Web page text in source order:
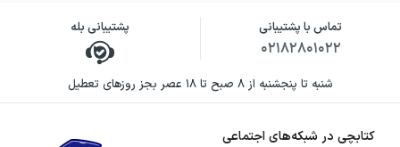
تماس با پشتیبانی
۰۲۱۸۲۸۰۱۰۲۲
پشتیبانی بله
شنبه تا پنجشنبه از ۸ صبح تا ۱۸ عصر بجز روزهای تعطیل
کتابچی در شبکه‌های اجتماعی